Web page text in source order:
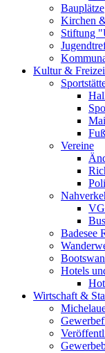
Bauplätze
Kirchen
Stiftung
Kultur &
Vereine
Badesee
Hotels
Wirtschaft &